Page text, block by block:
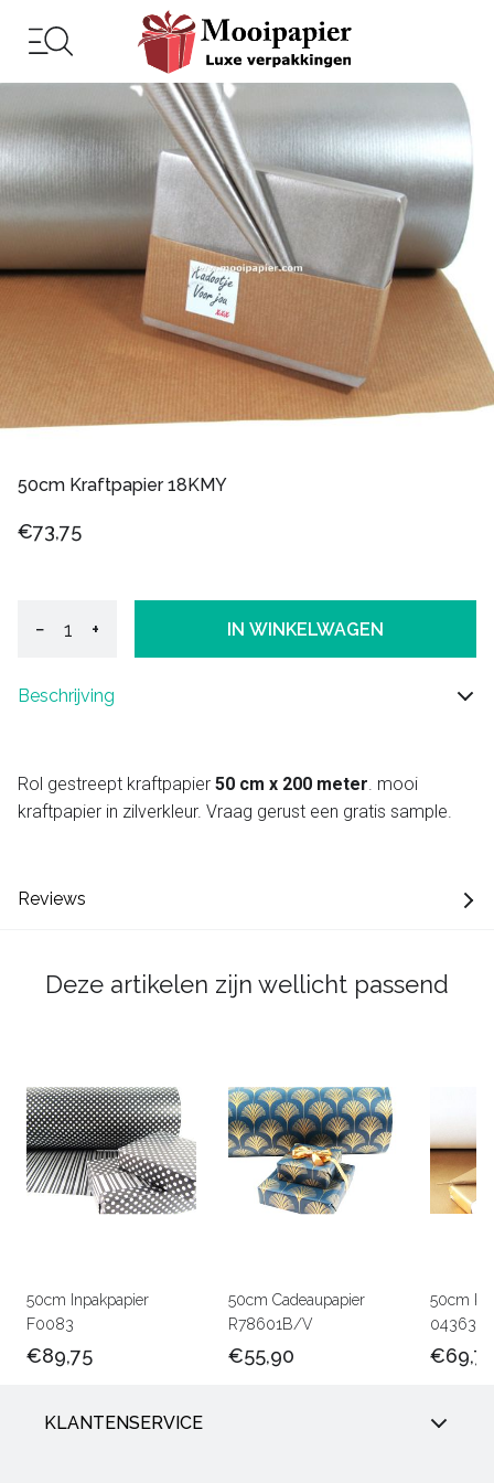
50cm Kraftpapier 18KMY
€73,75
− + IN WINKELWAGEN
Beschrijving
Rol gestreept kraftpapier 50 cm x 200 meter. mooi
kraftpapier in zilverkleur. Vraag gerust een gratis sample.
Reviews
Deze artikelen zijn wellicht passend
50cm Inpakpapier
F0083
€89,75
50cm Cadeaupapier
R78601B/V
€55,90
50cm
KLANTENSERVICE